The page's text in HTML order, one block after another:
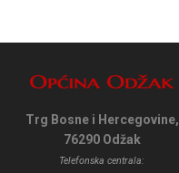
Trg Bosne i Hercegovine,
76290 Odžak
Telefonska centrala: